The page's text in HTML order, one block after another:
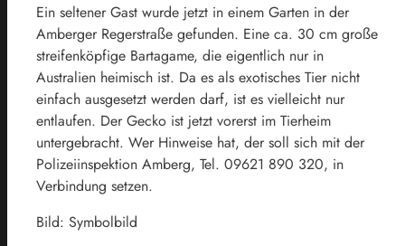
Ein seltener Gast wurde jetzt in einem Garten in der
Amberger Regerstraße gefunden. Eine ca. 30 cm große
streifenköpfige Bartagame, die eigentlich nur in
Australien heimisch ist. Da es als exotisches Tier nicht
einfach ausgesetzt werden darf, ist es vielleicht nur
entlaufen. Der Gecko ist jetzt vorerst im Tierheim
untergebracht. Wer Hinweise hat, der soll sich mit der
Polizeiinspektion Amberg, Tel. 09621 890 320, in
Verbindung setzen.
Bild: Symbolbild